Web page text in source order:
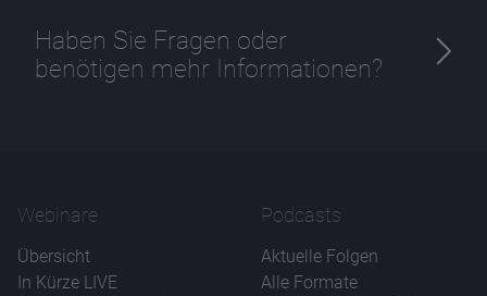
Haben Sie Fragen oder
benötigen mehr Informationen?
Webinare
Übersicht
In Kürze LIVE
Podcasts
Aktuelle Folgen
Alle Formate